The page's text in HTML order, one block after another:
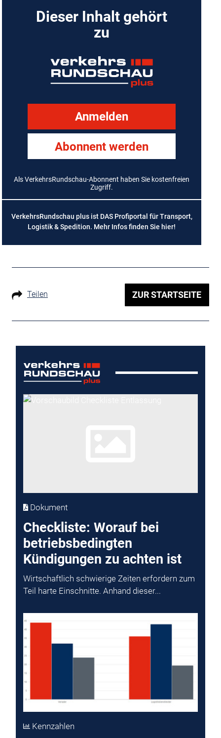
Dieser Inhalt gehört
zu
Anmelden
Abonnent werden
Als VerkehrsRundschau-Abonnent haben Sie kostenfreien
Zugriff.
VerkehrsRundschau plus ist DAS Profiportal für Transport,
Logistik & Spedition. Mehr Infos finden Sie hier!
Teilen ZUR STARTSEITE
Dokument
Checkliste: Worauf bei
betriebsbedingten
Kündigungen zu achten ist
Wirtschaftlich schwierige Zeiten erfordern zum
Teil harte Einschnitte. Anhand dieser...
Kennzahlen